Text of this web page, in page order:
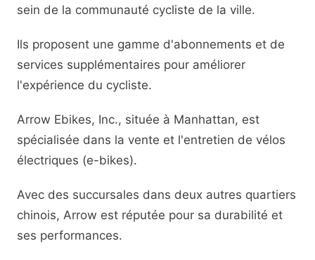
sein de la communauté cycliste de la ville.
Ils proposent une gamme d'abonnements et de
services supplémentaires pour améliorer
l'expérience du cycliste.
Arrow Ebikes, Inc., située à Manhattan, est
spécialisée dans la vente et l'entretien de vélos
électriques (e-bikes).
Avec des succursales dans deux autres quartiers
chinois, Arrow est réputée pour sa durabilité et
ses performances.